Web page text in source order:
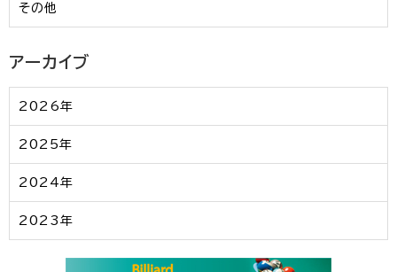
その他
アーカイブ
2026年
2025年
2024年
2023年